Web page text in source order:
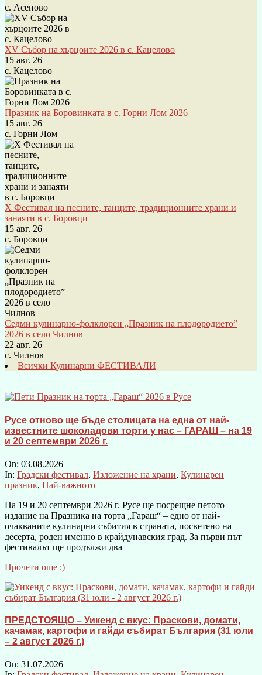
с. Асеново
XV Събор на хърцоите 2026 в с. Кацелово
15 авг. 26
с. Кацелово
Празник на Боровинката в с. Горни Лом 2026
15 авг. 26
с. Горни Лом
X Фестивал на песните, танците, традиционните храни и
занаяти в с. Боровци
15 авг. 26
с. Боровци
Седми кулинарно-фолклорен „Празник на плодородието”
2026 в село Чилнов
22 авг. 26
с. Чилнов
Всички Кулинарни ФЕСТИВАЛИ
Русе отново ще бъде столицата на една от най-
известните шоколадови торти у нас – ГАРАШ – на 19
и 20 септември 2026 г.
On: 03.08.2026
In: Градски фестивал, Изложение на храни, Кулинарен
празник, Най-важното
На 19 и 20 септември 2026 г. Русе ще посрещне петото
издание на Празника на торта „Гараш“ – едно от най-
очакваните кулинарни събития в страната, посветено на
десерта, роден именно в крайдунавския град. За първи път
фестивалът ще продължи два
Прочети още :)
ПРЕДСТОЯЩО – Уикенд с вкус: Праскови, домати,
качамак, картофи и гайди събират България (31 юли
– 2 август 2026 г.)
On: 31.07.2026